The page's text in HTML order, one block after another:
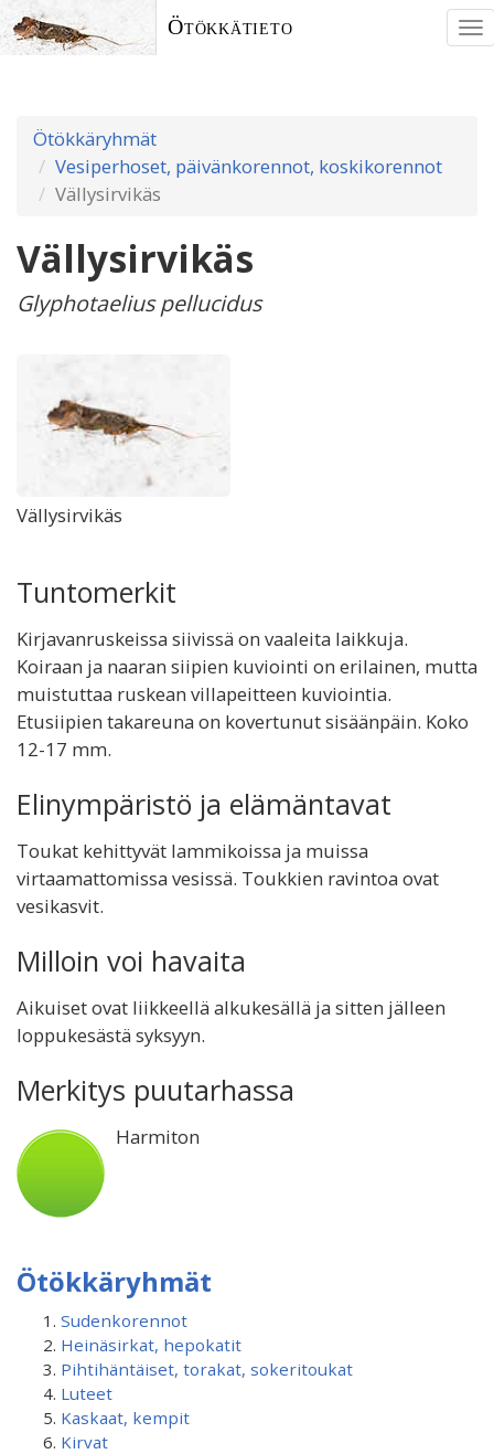
Ötökkätieto
Ötökkäryhmät
Vesiperhoset, päivänkorennot, koskikorennot
Vällysirvikäs
Vällysirvikäs
Glyphotaelius pellucidus
Vällysirvikäs
Tuntomerkit
Kirjavanruskeissa siivissä on vaaleita laikkuja.
Koiraan ja naaran siipien kuviointi on erilainen, mutta
muistuttaa ruskean villapeitteen kuviointia.
Etusiipien takareuna on kovertunut sisäänpäin. Koko
12-17 mm.
Elinympäristö ja elämäntavat
Toukat kehittyvät lammikoissa ja muissa
virtaamattomissa vesissä. Toukkien ravintoa ovat
vesikasvit.
Milloin voi havaita
Aikuiset ovat liikkeellä alkukesällä ja sitten jälleen
loppukesästä syksyyn.
Merkitys puutarhassa
Harmiton
Ötökkäryhmät
Sudenkorennot
Heinäsirkat, hepokatit
Pihtihäntäiset, torakat, sokeritoukat
Luteet
Kaskaat, kempit
Kirvat